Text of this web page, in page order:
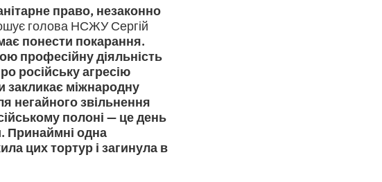
право, незаконно
голова НСЖУ Сергій
понести покарання.
професійну діяльність
російську агресію
закликає міжнародну
негайного звільнення
полоні — це день
Принаймні одна
цих тортур і загинула в